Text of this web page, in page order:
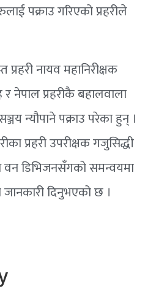
पक्राउ गरिएको प्रहरीले
प्रहरी नायव महानिरीक्षक
नेपाल प्रहरीकै बहालवाला
न्यौपाने पक्राउ परेका हुन् ।
प्रहरी उपरीक्षक गजुसिद्धी
वन डिभिजनसँगको समन्वयमा
दिनुभएको छ ।